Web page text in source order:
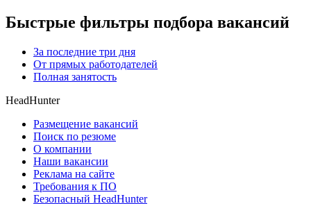
Быстрые фильтры подбора вакансий
За последние три дня
От прямых работодателей
Полная занятость
HeadHunter
Размещение вакансий
Поиск по резюме
О компании
Наши вакансии
Реклама на сайте
Требования к ПО
Безопасный HeadHunter